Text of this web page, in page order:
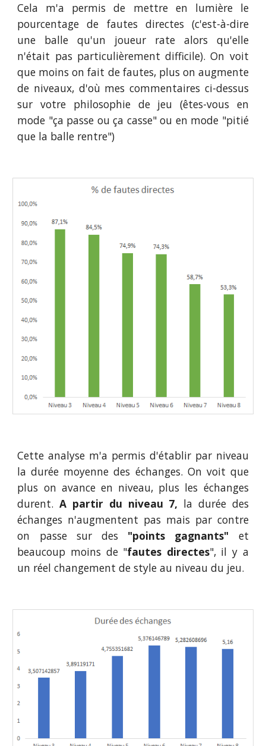
Cela m'a permis de mettre en lumière le
pourcentage de fautes directes (c'est-à-dire
une balle qu'un joueur rate alors qu'elle
n'était pas particulièrement difficile). On voit
que moins on fait de fautes, plus on augmente
de niveaux, d'où mes commentaires ci-dessus
sur votre philosophie de jeu (êtes-vous en
mode "ça passe ou ça casse" ou en mode "pitié
que la balle rentre")
Cette analyse m'a permis d'établir par niveau
la durée moyenne des échanges. On voit que
plus on avance en niveau, plus les échanges
durent.A partir du niveau 7, la durée des
échanges n'augmentent pas mais par contre
on passe sur des "points gagnants" et
beaucoup moins de "fautes directes", il y a
un réel changement de style au niveau du jeu.